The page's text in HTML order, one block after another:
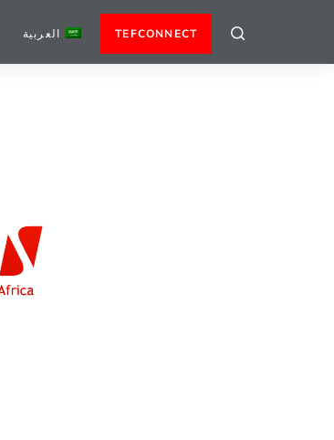
العربية TEFCONNECT